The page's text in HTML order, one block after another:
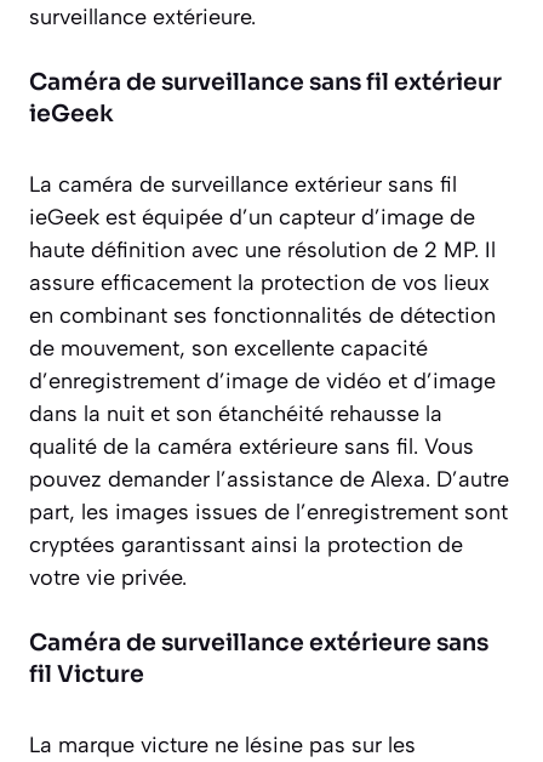
surveillance extérieure.
Caméra de surveillance sans fil extérieur
ieGeek
La caméra de surveillance extérieur sans fil
ieGeek est équipée d’un capteur d’image de
haute définition avec une résolution de 2 MP. Il
assure efficacement la protection de vos lieux
en combinant ses fonctionnalités de détection
de mouvement, son excellente capacité
d’enregistrement d’image de vidéo et d’image
dans la nuit et son étanchéité rehausse la
qualité de la caméra extérieure sans fil. Vous
pouvez demander l’assistance de Alexa. D’autre
part, les images issues de l’enregistrement sont
cryptées garantissant ainsi la protection de
votre vie privée.
Caméra de surveillance extérieure sans
fil Victure
La marque victure ne lésine pas sur les